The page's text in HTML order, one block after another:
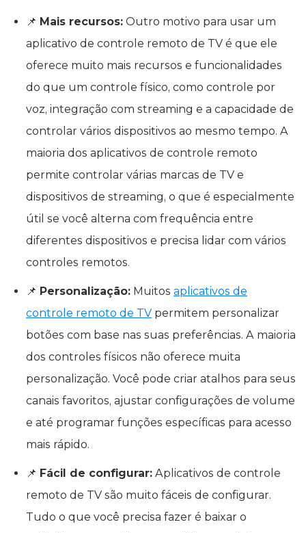
📌 Mais recursos: Outro motivo para usar um
aplicativo de controle remoto de TV é que ele
oferece muito mais recursos e funcionalidades
do que um controle físico, como controle por
voz, integração com streaming e a capacidade de
controlar vários dispositivos ao mesmo tempo. A
maioria dos aplicativos de controle remoto
permite controlar várias marcas de TV e
dispositivos de streaming, o que é especialmente
útil se você alterna com frequência entre
diferentes dispositivos e precisa lidar com vários
controles remotos.
📌 Personalização: Muitos aplicativos de
controle remoto de TV permitem personalizar
botões com base nas suas preferências. A maioria
dos controles físicos não oferece muita
personalização. Você pode criar atalhos para seus
canais favoritos, ajustar configurações de volume
e até programar funções específicas para acesso
mais rápido.
📌 Fácil de configurar: Aplicativos de controle
remoto de TV são muito fáceis de configurar.
Tudo o que você precisa fazer é baixar o